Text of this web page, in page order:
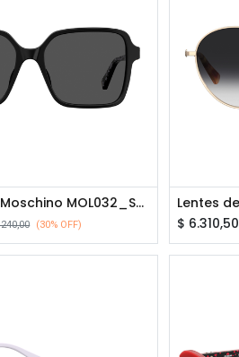
Lentes de Sol Moschino MOL032_S_807IR_P02
(30% OFF)
$ 6.310,50